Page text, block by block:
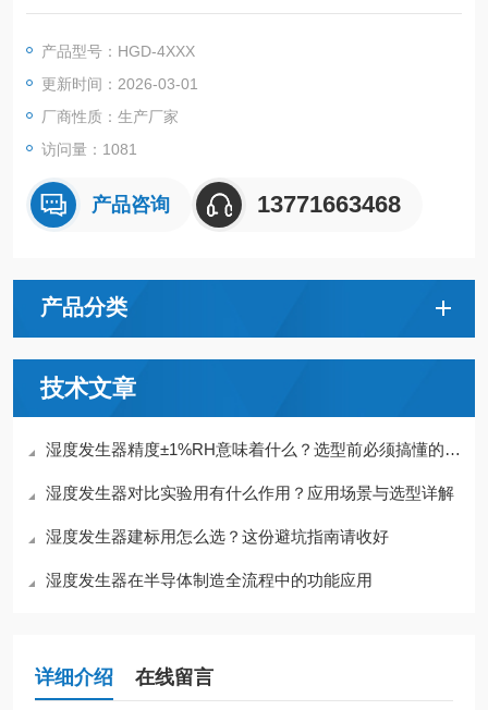
拟电压；可记录自上电以来瞬时流量的最大值和最小值，具有超
产品型号：HGD-4XXX
更新时间：2026-03-01
厂商性质：生产厂家
访问量：1081
产品咨询 13771663468
产品分类
技术文章
湿度发生器精度±1%RH意味着什么？选型前必须搞懂的5个指标
湿度发生器对比实验用有什么作用？应用场景与选型详解
湿度发生器建标用怎么选？这份避坑指南请收好
湿度发生器在半导体制造全流程中的功能应用
详细介绍 在线留言